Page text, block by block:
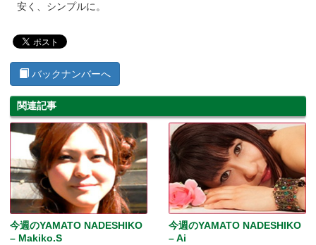
安く、シンプルに。
バックナンバーへ
関連記事
今週のYAMATO NADESHIKO
– Makiko.S
今週のYAMATO NADESHIKO
– Ai